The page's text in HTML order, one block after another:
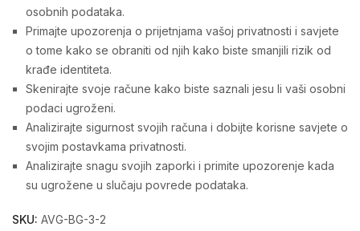
osobnih podataka.
Primajte upozorenja o prijetnjama vašoj privatnosti i savjete
o tome kako se obraniti od njih kako biste smanjili rizik od
krađe identiteta.
Skenirajte svoje račune kako biste saznali jesu li vaši osobni
podaci ugroženi.
Analizirajte sigurnost svojih računa i dobijte korisne savjete o
svojim postavkama privatnosti.
Analizirajte snagu svojih zaporki i primite upozorenje kada
su ugrožene u slučaju povrede podataka.
SKU: AVG-BG-3-2